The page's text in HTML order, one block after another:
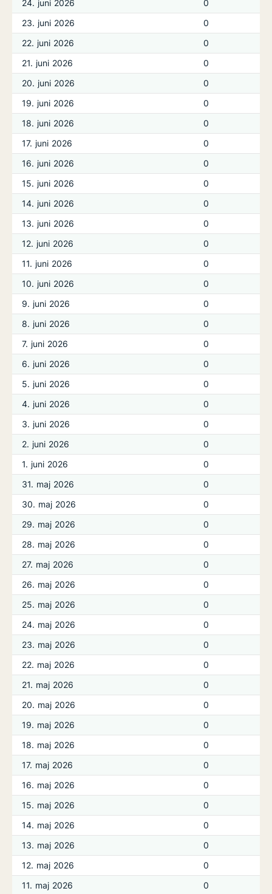
24. juni 2026
0
23. juni 2026
0
22. juni 2026
0
21. juni 2026
0
20. juni 2026
0
19. juni 2026
0
18. juni 2026
0
17. juni 2026
0
16. juni 2026
0
15. juni 2026
0
14. juni 2026
0
13. juni 2026
0
12. juni 2026
0
11. juni 2026
0
10. juni 2026
0
9. juni 2026
0
8. juni 2026
0
7. juni 2026
0
6. juni 2026
0
5. juni 2026
0
4. juni 2026
0
3. juni 2026
0
2. juni 2026
0
1. juni 2026
0
31. maj 2026
0
30. maj 2026
0
29. maj 2026
0
28. maj 2026
0
27. maj 2026
0
26. maj 2026
0
25. maj 2026
0
24. maj 2026
0
23. maj 2026
0
22. maj 2026
0
21. maj 2026
0
20. maj 2026
0
19. maj 2026
0
18. maj 2026
0
17. maj 2026
0
16. maj 2026
0
15. maj 2026
0
14. maj 2026
0
13. maj 2026
0
12. maj 2026
0
11. maj 2026
0